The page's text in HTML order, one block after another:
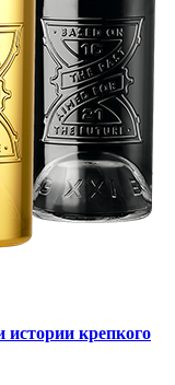
крепкого